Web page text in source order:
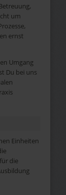
um
ernst
Umgang
Du bei uns
Einheiten
die